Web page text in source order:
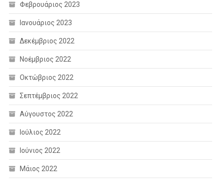
Φεβρουάριος 2023
Ιανουάριος 2023
Δεκέμβριος 2022
Νοέμβριος 2022
Οκτώβριος 2022
Σεπτέμβριος 2022
Αύγουστος 2022
Ιούλιος 2022
Ιούνιος 2022
Μάιος 2022